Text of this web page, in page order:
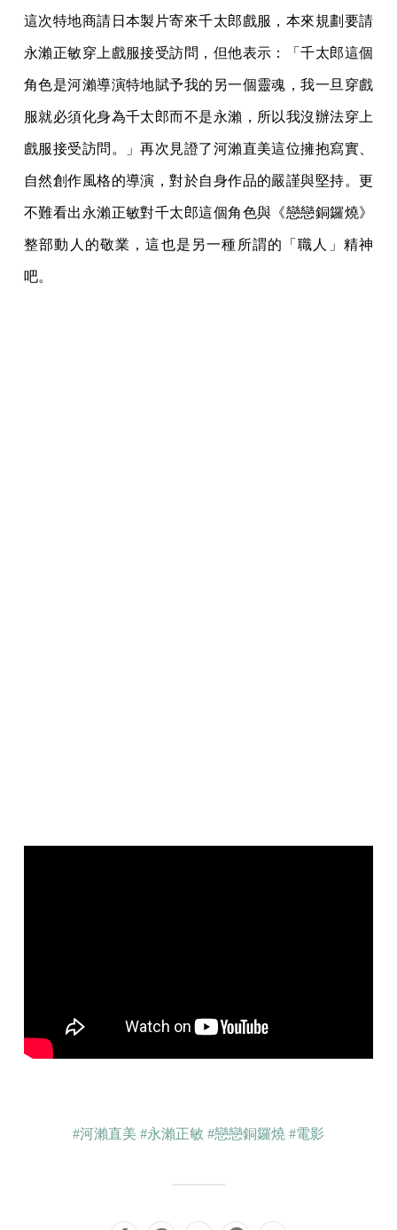
這次特地商請日本製片寄來千太郎戲服，本來規劃要請
永瀨正敏穿上戲服接受訪問，但他表示：「千太郎這個
角色是河瀨導演特地賦予我的另一個靈魂，我一旦穿戲
服就必須化身為千太郎而不是永瀨，所以我沒辦法穿上
戲服接受訪問。」再次見證了河瀨直美這位擁抱寫實、
自然創作風格的導演，對於自身作品的嚴謹與堅持。更
不難看出永瀨正敏對千太郎這個角色與《戀戀銅鑼燒》
整部動人的敬業，這也是另一種所謂的「職人」精神
吧。
#河瀨直美 #永瀨正敏 #戀戀銅鑼燒 #電影